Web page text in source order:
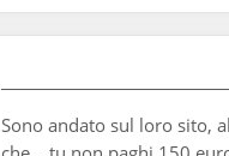
Sono andato sul loro sito,